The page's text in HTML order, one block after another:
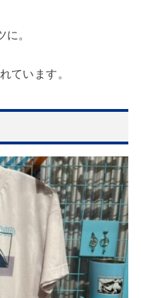
。
ています。